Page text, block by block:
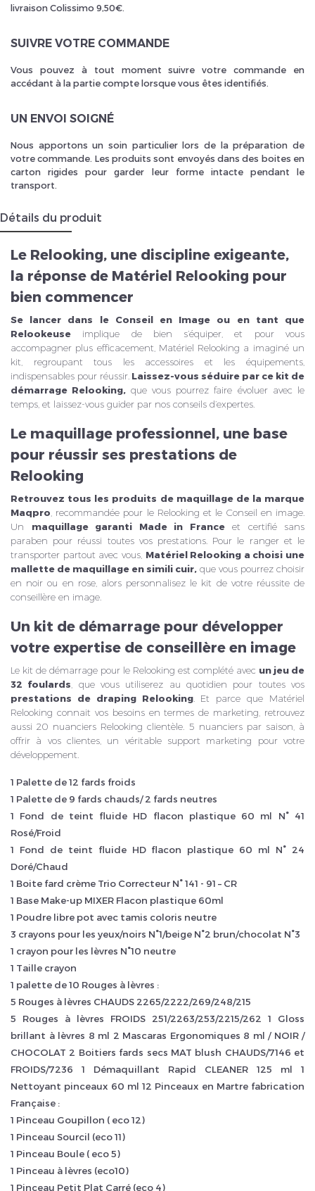
livraison Colissimo 9,50€.
SUIVRE VOTRE COMMANDE
Vous pouvez à tout moment suivre votre commande en
accédant à la partie compte lorsque vous êtes identifiés.
UN ENVOI SOIGNÉ
Nous apportons un soin particulier lors de la préparation de
votre commande. Les produits sont envoyés dans des boites en
carton rigides pour garder leur forme intacte pendant le
transport.
Détails du produit
Le Relooking, une discipline exigeante,
la réponse de Matériel Relooking pour
bien commencer
Se lancer dans le Conseil en Image ou en tant que
Relookeuse implique de bien s’équiper, et pour vous
accompagner plus efficacement, Matériel Relooking a imaginé un
kit, regroupant tous les accessoires et les équipements,
indispensables pour réussir. Laissez-vous séduire par ce kit de
démarrage Relooking, que vous pourrez faire évoluer avec le
temps, et laissez-vous guider par nos conseils d’expertes.
Le maquillage professionnel, une base
pour réussir ses prestations de
Relooking
Retrouvez tous les produits de maquillage de la marque
Maqpro , recommandée pour le Relooking et le Conseil en image.
Un maquillage garanti Made in Franceet certifié sans
paraben pour réussi toutes vos prestations. Pour le ranger et le
transporter partout avec vous, Matériel Relooking a choisi une
mallette de maquillage en simili cuir, que vous pourrez choisir
en noir ou en rose, alors personnalisez le kit de votre réussite de
conseillère en image.
Un kit de démarrage pour développer
votre expertise de conseillère en image
Le kit de démarrage pour le Relooking est complété avec un jeu de
32 foulards , que vous utiliserez au quotidien pour toutes vos
prestations de draping Relooking. Et parce que Matériel
Relooking connait vos besoins en termes de marketing, retrouvez
aussi 20 nuanciers Relooking clientèle. 5 nuanciers par saison, à
offrir à vos clientes, un véritable support marketing pour votre
développement.
1 Palette de 12 fards froids
1 Palette de 9 fards chauds/ 2 fards neutres
1 Fond de teint fluide HD flacon plastique 60 ml N° 41
Rosé/Froid
1 Fond de teint fluide HD flacon plastique 60 ml N° 24
Doré/Chaud
1 Boite fard crème Trio Correcteur N° 141 - 91 – CR
1 Base Make-up MIXER Flacon plastique 60ml
1 Poudre libre pot avec tamis coloris neutre
3 crayons pour les yeux/noirs N°1/beige N°2 brun/chocolat N°3
1 crayon pour les lèvres N°10 neutre
1 Taille crayon
1 palette de 10 Rouges à lèvres :
5 Rouges à lèvres CHAUDS 2265/2222/269/248/215
5 Rouges à lèvres FROIDS 251/2263/253/2215/262 1 Gloss
brillant à lèvres 8 ml 2 Mascaras Ergonomiques 8 ml / NOIR /
CHOCOLAT 2 Boitiers fards secs MAT blush CHAUDS/7146 et
FROIDS/7236 1 Démaquillant Rapid CLEANER 125 ml 1
Nettoyant pinceaux 60 ml 12 Pinceaux en Martre fabrication
Française :
1 Pinceau Goupillon ( eco 12)
1 Pinceau Sourcil (eco 11)
1 Pinceau Boule ( eco 5)
1 Pinceau à lèvres (eco10)
1 Pinceau Petit Plat Carré (eco 4)